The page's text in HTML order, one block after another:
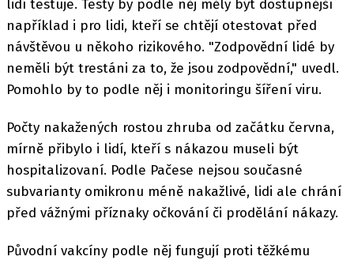
lidí testuje. Testy by podle něj měly být dostupnější
například i pro lidi, kteří se chtějí otestovat před
návštěvou u někoho rizikového. "Zodpovědní lidé by
neměli být trestáni za to, že jsou zodpovědní," uvedl.
Pomohlo by to podle něj i monitoringu šíření viru.
Počty nakažených rostou zhruba od začátku června,
mírně přibylo i lidí, kteří s nákazou museli být
hospitalizovaní. Podle Pačese nejsou současné
subvarianty omikronu méně nakažlivé, lidi ale chrání
před vážnými příznaky očkování či prodělání nákazy.
Původní vakcíny podle něj fungují proti těžkému